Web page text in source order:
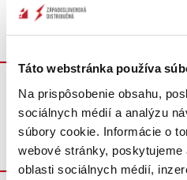
Táto webstránka používa
Na prispôsobenie obsahu,
sociálnych médií a analýzu
súbory cookie. Informácie o
webové stránky,
oblasti sociálnych médií,
Podanie žiadosti
Krok B
Podpis zmluvy o